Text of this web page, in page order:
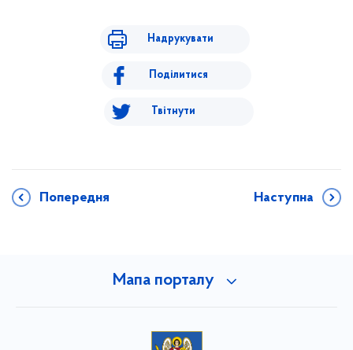
Надрукувати
Поділитися
Твітнути
Попередня Наступна
Мапа порталу